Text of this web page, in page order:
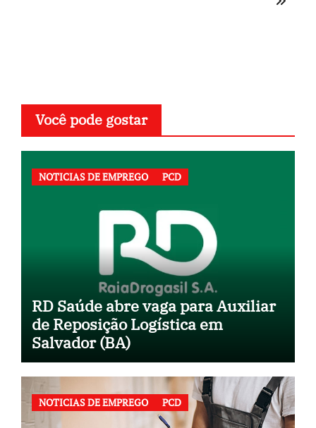
Você pode gostar
NOTICIAS DE EMPREGO PCD
RD Saúde abre vaga para Auxiliar
de Reposição Logística em
Salvador (BA)
NOTICIAS DE EMPREGO PCD